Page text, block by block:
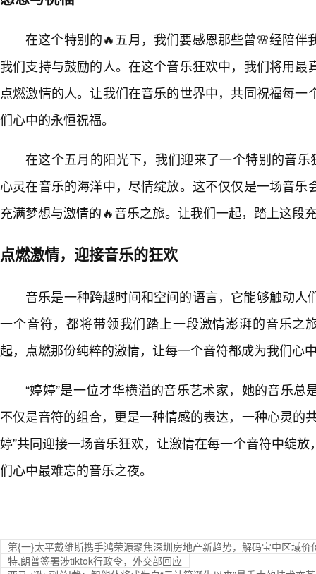
在这个特别的🔥五月，我们要感恩那些曾🌸经陪伴
我们支持与鼓励的人。在这个音乐狂欢中，我们将用最
点燃激情的人。让我们在音乐的世界中，共同祝福每一
们心中的永恒祝福。
在这个五月的阳光下，我们迎来了一个特别的音乐
心灵在音乐的海洋中，尽情绽放。这不仅仅是一场音乐
充满梦想与激情的🔥音乐之旅。让我们一起，踏上这段
点燃激情，迎接音乐的狂欢
音乐是一种跨越时间和空间的语言，它能够触动人
一个音符，都将带领我们踏上一段激情澎湃的音乐之
起，点燃那份纯粹的激情，让每一个音符都成为我们心
“婷婷”是一位才华横溢的音乐艺术家，她的音乐总
不仅是音符的组合，更是一种情感的表达，一种心灵的
婷”共同迎接一场音乐狂欢，让激情在每一个音符中绽
们心中最难忘的音乐之夜。
第{一}太平戴维斯携手鸿荣源聚焦深圳房地产新趋势，解码宝中区域价
特,朗普签署涉tiktok行政令，外交部回应